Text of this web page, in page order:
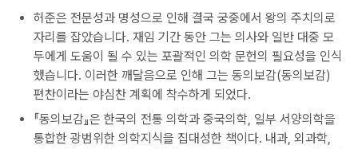
허준은 전문성과 명성으로 인해 결국 궁중에서 왕의 주치의로
자리를 잡았습니다. 재임 기간 동안 그는 의사와 일반 대중 모
두에게 도움이 될 수 있는 포괄적인 의학 문헌의 필요성을 인식
했습니다. 이러한 깨달음으로 인해 그는 동의보감(동의보감)
편찬이라는 야심찬 계획에 착수하게 되었다.
『동의보감』은 한국의 전통 의학과 중국의학, 일부 서양의학을
통합한 광범위한 의학지식을 집대성한 책이다. 내과, 외과학,